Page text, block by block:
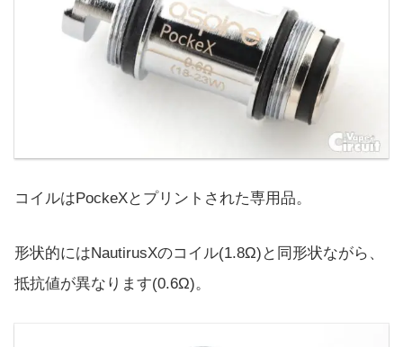
コイルはPockeXとプリントされた専用品。
形状的にはNautirusXのコイル(1.8Ω)と同形状ながら、
抵抗値が異なります(0.6Ω)。